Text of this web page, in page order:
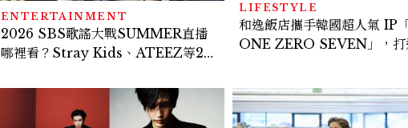
ENTERTAINMENT
2026 SBS歌謠大戰SUMMER直播
哪裡看？Stray Kids、ATEEZ等28
LIFESTYLE
和逸飯店攜手韓國超人氣 IP
ONE ZERO SEVEN」，打